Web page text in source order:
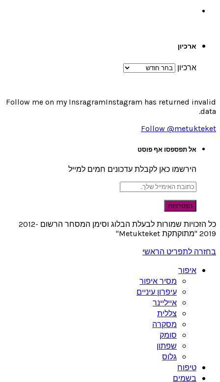
ארכיון
ארכיון
Follow me on my InsragramInstagram has returned invalid
data.
Follow @metukteket
אל תפספסו אף פוסט
הירשמו כאן לקבלת עדכונים חמים למייל
כל הזכויות שמורות לבעלת הבלוג וסימן המסחר הרשום 2012-
2019 "מתוקתקת Metukteket"
בחזרה לתפריט הראשי
איפור
מסיר איפור
עיפרון עיניים
אייליינר
צללית
מסקרה
סומק
שפתון
גלוס
טיפוח
בשמים